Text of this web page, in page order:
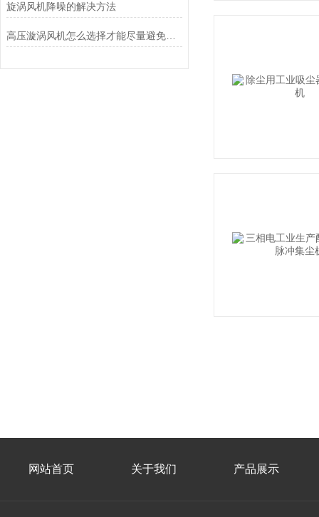
旋涡风机降噪的解决方法
高压漩涡风机怎么选择才能尽量避免维修
网站首页 关于我们 产品展示